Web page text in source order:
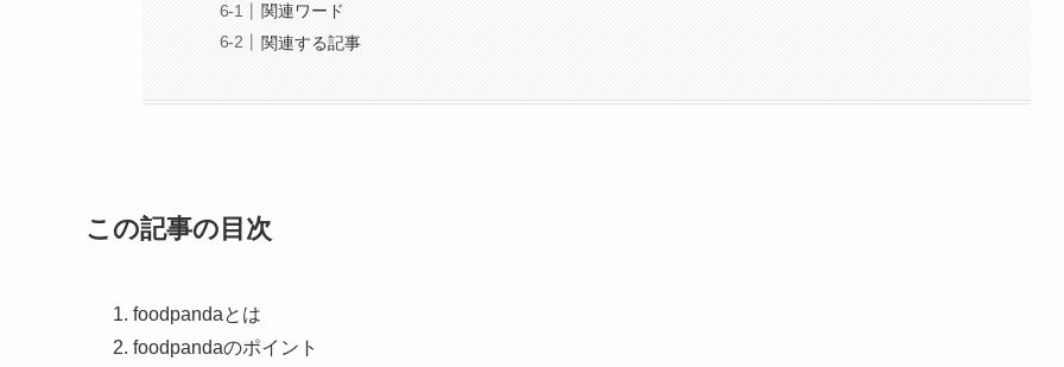
関連ワード
関連する記事
この記事の目次
foodpandaとは
foodpandaのポイント